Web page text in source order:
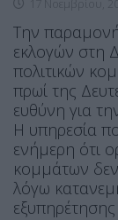
Την
εκλογών στη
πολιτικών
πρωί της
ευθύνη για
Η υπηρεσία
ενήμερη ότι
κομμάτων
λόγω